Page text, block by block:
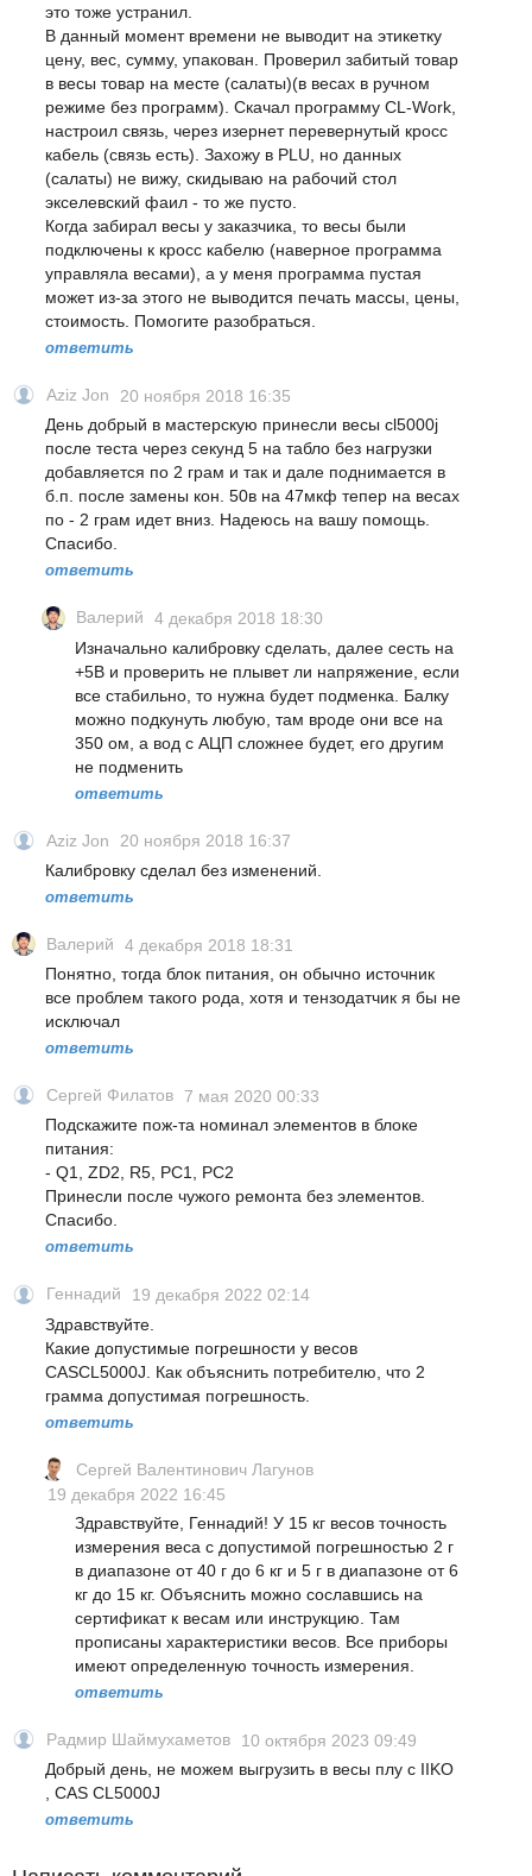
это тоже устранил.
В данный момент времени не выводит на этикетку
цену, вес, сумму, упакован. Проверил забитый товар
в весы товар на месте (салаты)(в весах в ручном
режиме без программ). Скачал программу CL-Work,
настроил связь, через изернет перевернутый кросс
кабель (связь есть). Захожу в PLU, но данных
(салаты) не вижу, скидываю на рабочий стол
экселевский фаил - то же пусто.
Когда забирал весы у заказчика, то весы были
подключены к кросс кабелю (наверное программа
управляла весами), а у меня программа пустая
может из-за этого не выводится печать массы, цены,
стоимость. Помогите разобраться.
ответить
Aziz Jon
20 ноября 2018 16:35
День добрый в мастерскую принесли весы cl5000j
после теста через секунд 5 на табло без нагрузки
добавляется по 2 грам и так и дале поднимается в
б.п. после замены кон. 50в на 47мкф тепер на весах
по - 2 грам идет вниз. Надеюсь на вашу помощь.
Спасибо.
ответить
Валерий
4 декабря 2018 18:30
Изначально калибровку сделать, далее сесть на
+5В и проверить не плывет ли напряжение, если
все стабильно, то нужна будет подменка. Балку
можно подкунуть любую, там вроде они все на
350 ом, а вод с АЦП сложнее будет, его другим
не подменить
ответить
Aziz Jon
20 ноября 2018 16:37
Калибровку сделал без изменений.
ответить
Валерий
4 декабря 2018 18:31
Понятно, тогда блок питания, он обычно источник
все проблем такого рода, хотя и тензодатчик я бы не
исключал
ответить
Сергей Филатов 7 мая 2020 00:33
Подскажите пож-та номинал элементов в блоке
питания:
- Q1, ZD2, R5, PC1, PC2
Принесли после чужого ремонта без элементов.
Спасибо.
ответить
Геннадий
19 декабря 2022 02:14
Здравствуйте.
Какие допустимые погрешности у весов
CASCL5000J. Как объяснить потребителю, что 2
грамма допустимая погрешность.
ответить
Сергей Валентинович Лагунов
19 декабря 2022 16:45
Здравствуйте, Геннадий! У 15 кг весов точность
измерения веса с допустимой погрешностью 2 г
в диапазоне от 40 г до 6 кг и 5 г в диапазоне от 6
кг до 15 кг. Объяснить можно сославшись на
сертификат к весам или инструкцию. Там
прописаны характеристики весов. Все приборы
имеют определенную точность измерения.
ответить
Радмир Шаймухаметов
10 октября 2023 09:49
Добрый день, не можем выгрузить в весы плу c IIKO
, CAS CL5000J
ответить